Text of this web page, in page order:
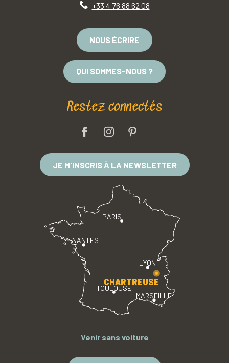
+33 4 76 88 62 08
NOUS ÉCRIRE
QUI SOMMES-NOUS ?
Restez connectés
JE M'INSCRIS À LA NEWSLETTER
PARIS
LYON
TOULOUSE
MARSEILLE
NANTES
CHARTREUSE
Venir sans voiture